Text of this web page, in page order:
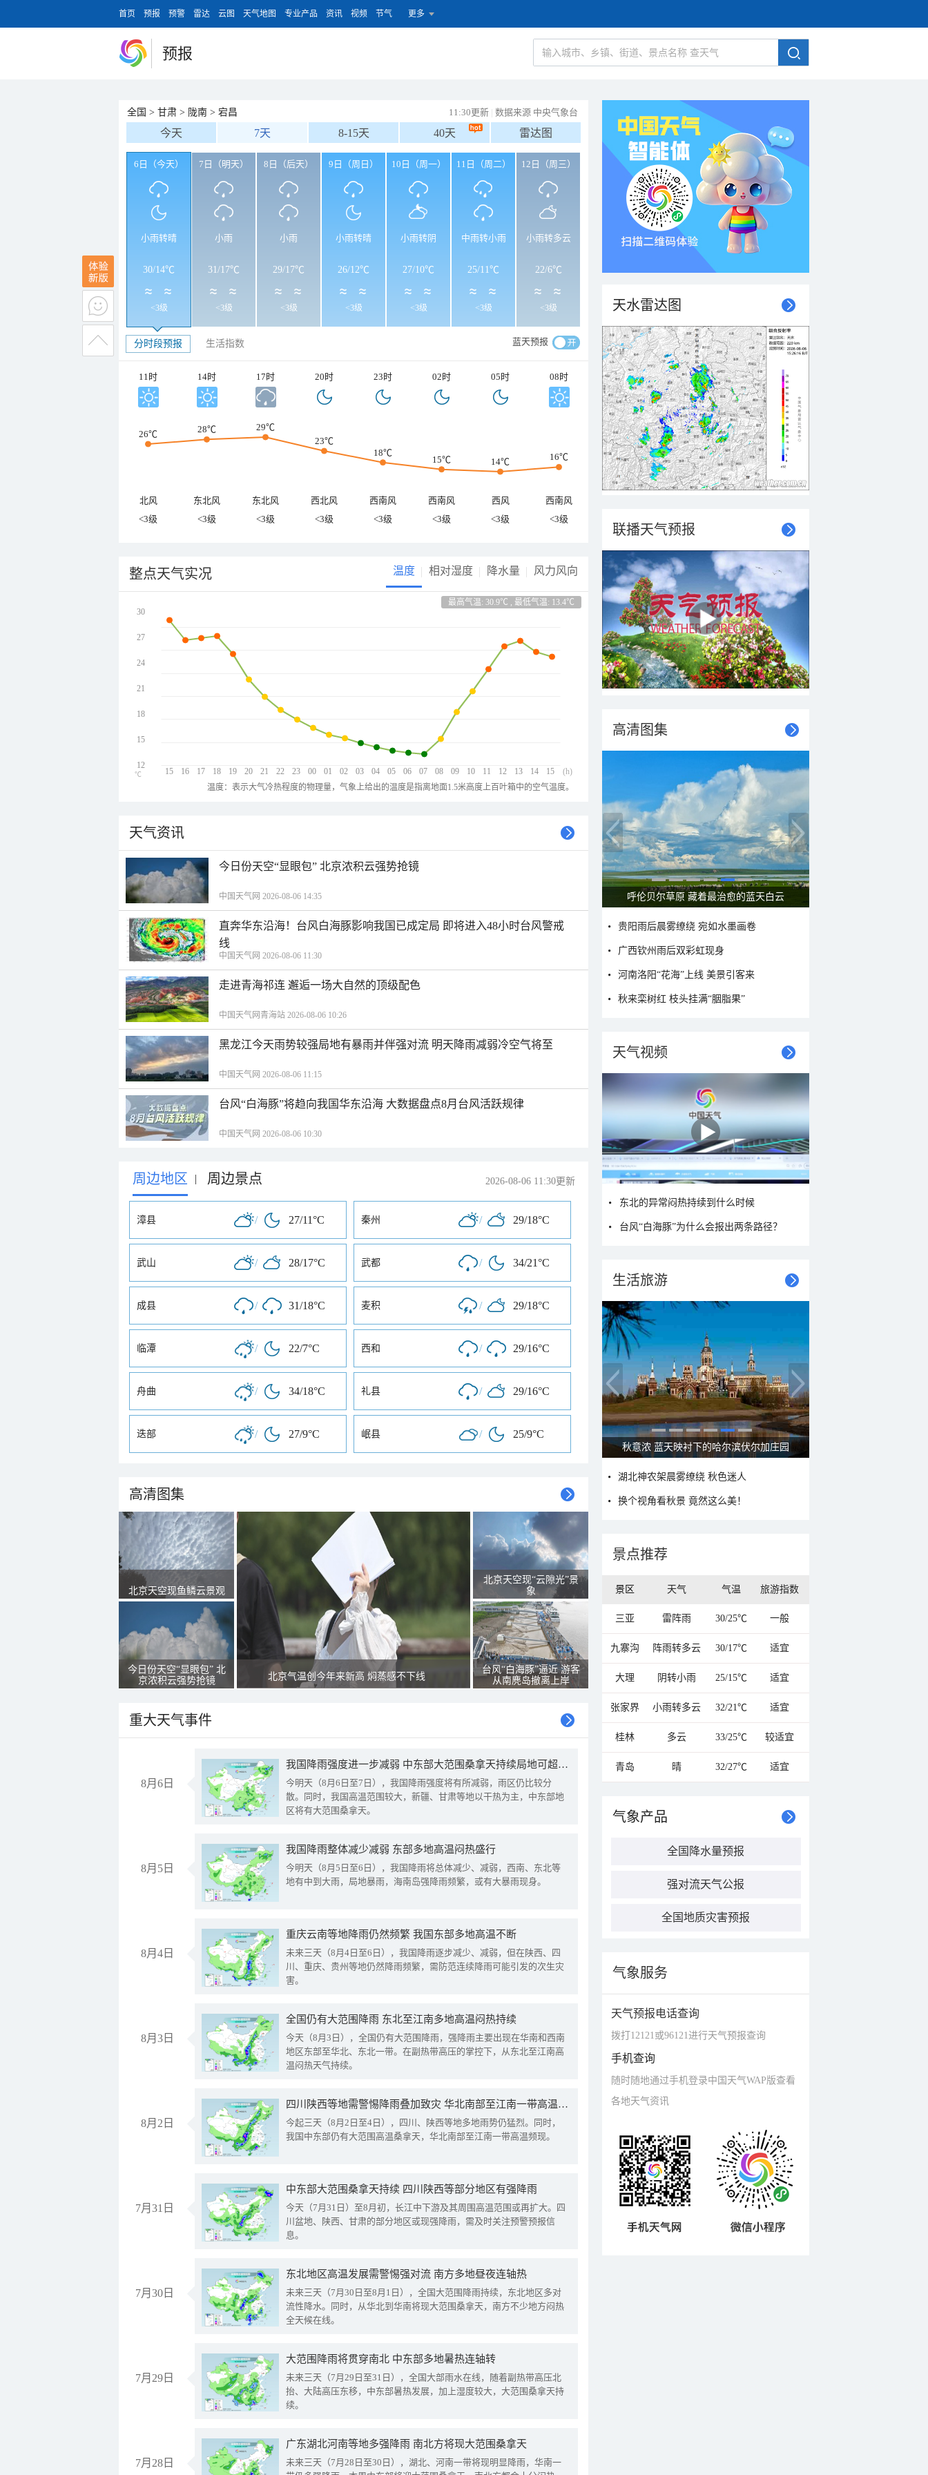
首页 预报 预警 雷达 云图 天气地图 专业产品 资讯 视频 节气 更多
预报
全国 > 甘肃 > 陇南 > 宕昌 11:30更新 | 数据来源 中央气象台
今天 7天 8-15天 40天 雷达图
6日（今天）
小雨转晴
30/14℃
<3级
7日（明天）
小雨
31/17℃
<3级
8日（后天）
小雨
29/17℃
<3级
9日（周日）
小雨转晴
26/12℃
<3级
10日（周一）
小雨转阴
27/10℃
<3级
11日（周二）
中雨转小雨
25/11℃
<3级
12日（周三）
小雨转多云
22/6℃
<3级
分时段预报 生活指数 蓝天预报
11时 14时 17时 20时 23时 02时 05时 08时
26℃ 28℃
29℃
23℃
18℃
15℃ 14℃ 16℃
北风 东北风 东北风 西北风 西南风 西南风 西风
西南风
<3级
<3级 <3级 <3级 <3级 <3级 <3级 <3级
整点天气实况 温度 相对湿度 降水量 风力风向
最高气温: 30.9℃ , 最低气温: 13.4℃
15 16 17 18 19 20 21 22 23 00 01 02 03 04 05 06 07 08 09 10 11 12 13 14 15
30
27
24
21
18
15
12
(h)
℃
温度：表示大气冷热程度的物理量，气象上给出的温度是指离地面1.5米高度上百叶箱中的空气温度。
天气资讯
今日份天空“显眼包” 北京浓积云强势抢镜
中国天气网 2026-08-06 14:35
直奔华东沿海！台风白海豚影响我国已成定局 即将进入48小时台风警戒
线
中国天气网 2026-08-06 11:30
走进青海祁连 邂逅一场大自然的顶级配色
中国天气网青海站 2026-08-06 10:26
黑龙江今天雨势较强局地有暴雨并伴强对流 明天降雨减弱冷空气将至
中国天气网 2026-08-06 11:15
台风“白海豚”将趋向我国华东沿海 大数据盘点8月台风活跃规律
中国天气网 2026-08-06 10:30
周边地区 | 周边景点 2026-08-06 11:30更新
漳县 / 27/11°C 秦州 / 29/18°C
武山 / 28/17°C 武都 / 34/21°C
成县 / 31/18°C 麦积 / 29/18°C
临潭 / 22/7°C 西和 / 29/16°C
舟曲 / 34/18°C 礼县 / 29/16°C
迭部 / 27/9°C 岷县 / 25/9°C
高清图集
北京天空现鱼鳞云景观
今日份天空“显眼包” 北
京浓积云强势抢镜
北京气温创今年来新高 焖蒸感不下线
北京天空现“云隙光”景
象
台风“白海豚”逼近 游客
从南麂岛撤离上岸
重大天气事件
8月6日
我国降雨强度进一步减弱 中东部大范围桑拿天持续局地可超38℃
今明天（8月6日至7日），我国降雨强度将有所减弱，雨区仍比较分
散。同时，我国高温范围较大，新疆、甘肃等地以干热为主，中东部地
区将有大范围桑拿天。
8月5日
我国降雨整体减少减弱 东部多地高温闷热盛行
今明天（8月5日至6日），我国降雨将总体减少、减弱，西南、东北等
地有中到大雨，局地暴雨，海南岛强降雨频繁，或有大暴雨现身。
8月4日
重庆云南等地降雨仍然频繁 我国东部多地高温不断
未来三天（8月4日至6日），我国降雨逐步减少、减弱，但在陕西、四
川、重庆、贵州等地仍然降雨频繁，需防范连续降雨可能引发的次生灾
害。
8月3日
全国仍有大范围降雨 东北至江南多地高温闷热持续
今天（8月3日），全国仍有大范围降雨，强降雨主要出现在华南和西南
地区东部至华北、东北一带。在副热带高压的掌控下，从东北至江南高
温闷热天气持续。
8月2日
四川陕西等地需警惕降雨叠加致灾 华北南部至江南一带高温频现
今起三天（8月2日至4日），四川、陕西等地多地雨势仍猛烈。同时，
我国中东部仍有大范围高温桑拿天，华北南部至江南一带高温频现。
7月31日
中东部大范围桑拿天持续 四川陕西等部分地区有强降雨
今天（7月31日）至8月初，长江中下游及其周围高温范围或再扩大。四
川盆地、陕西、甘肃的部分地区或现强降雨，需及时关注预警预报信
息。
7月30日
东北地区高温发展需警惕强对流 南方多地昼夜连轴热
未来三天（7月30日至8月1日），全国大范围降雨持续，东北地区多对
流性降水。同时，从华北到华南将现大范围桑拿天，南方不少地方闷热
全天候在线。
7月29日
大范围降雨将贯穿南北 中东部多地暑热连轴转
未来三天（7月29日至31日），全国大部雨水在线，随着副热带高压北
抬、大陆高压东移，中东部暑热发展，加上湿度较大，大范围桑拿天持
续。
7月28日
广东湖北河南等地多强降雨 南北方将现大范围桑拿天
未来三天（7月28日至30日），湖北、河南一带将现明显降雨，华南一
天水雷达图
联播天气预报
高清图集
呼伦贝尔草原 藏着最治愈的蓝天白云
贵阳雨后晨雾缭绕 宛如水墨画卷
广西钦州雨后双彩虹现身
河南洛阳“花海”上线 美景引客来
秋来栾树红 枝头挂满“胭脂果”
天气视频
东北的异常闷热持续到什么时候
台风“白海豚”为什么会报出两条路径？
生活旅游
秋意浓 蓝天映衬下的哈尔滨伏尔加庄园
湖北神农架晨雾缭绕 秋色迷人
换个视角看秋景 竟然这么美！
景点推荐
景区 天气 气温 旅游指数
三亚 雷阵雨 30/25℃ 一般
九寨沟 阵雨转多云 30/17℃ 适宜
大理 阴转小雨 25/15℃ 适宜
张家界 小雨转多云 32/21℃ 适宜
桂林 多云 33/25℃ 较适宜
青岛 晴 32/27℃ 适宜
气象产品
全国降水量预报
强对流天气公报
全国地质灾害预报
气象服务
天气预报电话查询
拨打12121或96121进行天气预报查询
手机查询
随时随地通过手机登录中国天气WAP版查看
各地天气资讯